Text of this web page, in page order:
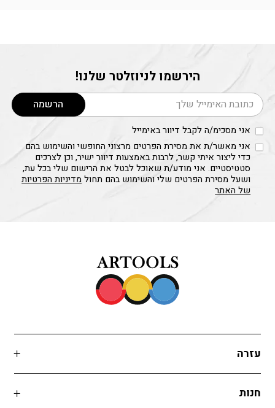
הירשמו לניוזלטר שלנו!
דוא׳׳ל הרשמה
אני מסכימ/ה לקבל דיוור באימייל
אני מאשר/ת את מסירת הפרטים מרצוני החופשי והשימוש בהם
כדי ליצור איתי קשר, לרבות באמצעות דיוור ישיר, וכן לצרכים
סטטיסטיים. אני מודע/ת שאוכל לבטל את הרישום שלי בכל עת,
ושעל מסירת הפרטים שלי והשימוש בהם תחולמדיניות הפרטיות
של האתר
עזרה
חנות